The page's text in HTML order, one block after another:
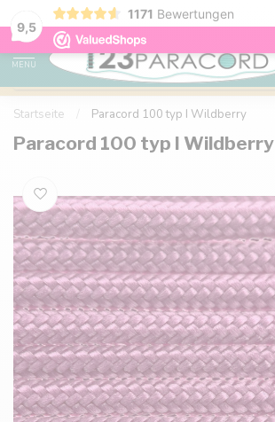
9,5
1171 Bewertungen
Kostenlose Lieferung nach Hause ab 150 €
MENU
Startseite Paracord 100 typ I Wildberry
Paracord 100 typ I Wildberry